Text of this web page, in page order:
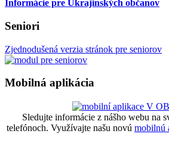
Informácie pre Ukrajinských občanov
Seniori
Zjednodušená verzia stránok pre seniorov
Mobilná aplikácia
Sledujte informácie z nášho webu na
telefónoch. Využívajte našu novú mobilnú